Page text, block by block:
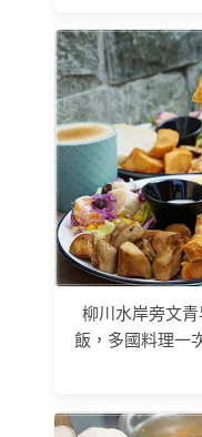
柳川水岸旁文
飯，多國料理一